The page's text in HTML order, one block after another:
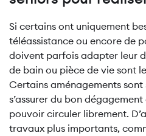
Si certains ont uniquement
téléassistance ou encore de
doivent parfois adapter leur
de bain ou pièce de vie sont
Certains aménagements
s’assurer du bon
pouvoir circuler librement.
travaux plus importants,